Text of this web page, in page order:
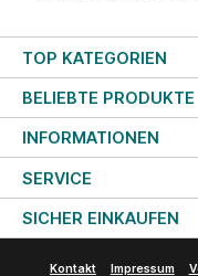
TOP KATEGORIEN
BELIEBTE PRODUKTE
INFORMATIONEN
SERVICE
SICHER EINKAUFEN
Kontakt Impressum